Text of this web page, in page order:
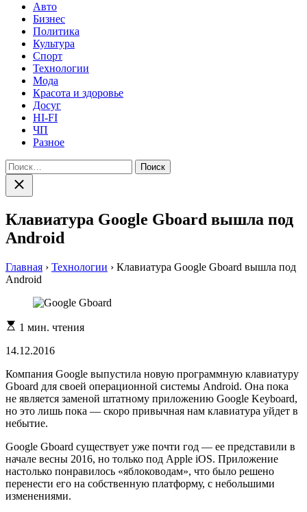
Авто
Бизнес
Политика
Культура
Спорт
Технологии
Мода
Красота и здоровье
Досуг
HI-FI
ЧП
Разное
Найти:
Закрыть
поиск
Клавиатура Google Gboard вышла под
Android
Главная › Технологии › Клавиатура Google Gboard вышла под
Android
Расчетное
чтения
1 мин. чтения
14.12.2016
Компания Google выпустила новую программную клавиатуру
Gboard для своей операционной системы Android. Она пока
не является заменой штатному приложению Google Keyboard,
но это лишь пока — скоро привычная нам клавиатура уйдет в
небытие.
Google Gboard существует уже почти год — ее представили в
начале весны 2016, но только под Apple iOS. Приложение
настолько понравилось «яблоководам», что было решено
перенести его на собственную платформу, с небольшими
изменениями.